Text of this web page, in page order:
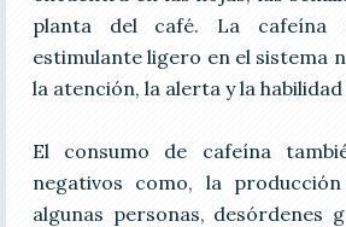
planta del café. La cafeína
estimulante ligero en el sistema
la atención, la alerta y la
El consumo de cafeína
negativos como, la
algunas personas, desórdenes